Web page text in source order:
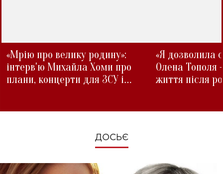
«Мрію про велику родину»:
інтерв'ю Михайла Хоми про
плани, концерти для ЗСУ і
«Я дозволила
Олена Тополя
життя після
ДОСЬЄ